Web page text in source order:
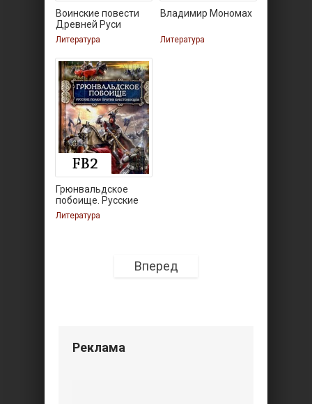
Воинские повести
Древней Руси
Литература
Владимир Мономах
Литература
Грюнвальдское
побоище. Русские
полки
Литература
Вперед
Реклама